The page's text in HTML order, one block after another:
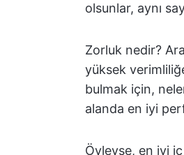
olsunlar, aynı
Zorluk nedir?
yüksek
bulmak için,
alanda en iyi
Öyleyse, en iyi iç